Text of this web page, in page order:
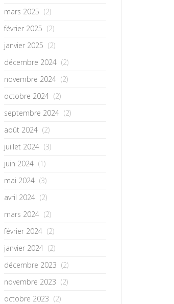
mars 2025 (2)
février 2025 (2)
janvier 2025 (2)
décembre 2024 (2)
novembre 2024 (2)
octobre 2024 (2)
septembre 2024 (2)
août 2024 (2)
juillet 2024 (3)
juin 2024 (1)
mai 2024 (3)
avril 2024 (2)
mars 2024 (2)
février 2024 (2)
janvier 2024 (2)
décembre 2023 (2)
novembre 2023 (2)
octobre 2023 (2)